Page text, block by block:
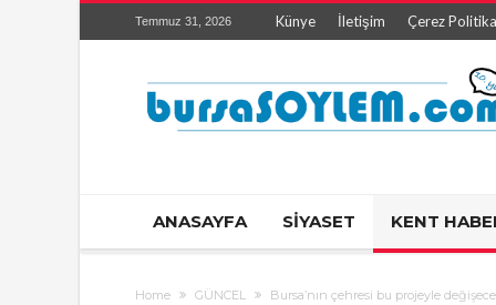
Temmuz 31, 2026 Künye İletişim Çerez
ANASAYFA SİYASET KENT
Home GÜNCEL Bursa’nın çehresi bu projeyle